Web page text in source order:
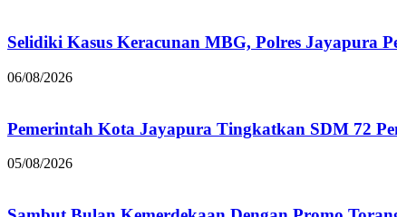
Selidiki Kasus Keracunan MBG, Polres Jayapura
06/08/2026
Pemerintah Kota Jayapura Tingkatkan SDM 72
05/08/2026